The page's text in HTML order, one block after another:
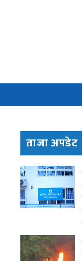
ताजा अपडेट